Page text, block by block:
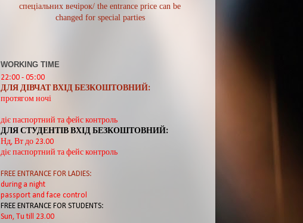
спеціальних вечірок/ the entrance price can be
changed for special parties
WORKING TIME
22:00 - 05:00
ДЛЯ ДІВЧАТ ВХІД БЕЗКОШТОВНИЙ:
протягом ночі
діє паспортний та фейс контроль
ДЛЯ СТУДЕНТІВ ВХІД БЕЗКОШТОВНИЙ:
Нд, Вт до 23.00
діє паспортний та фейс контроль
FREE ENTRANCE FOR LADIES:
during a night
passport and face control
FREE ENTRANCE FOR STUDENTS:
Sun, Tu till 23.00